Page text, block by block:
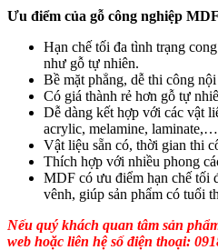
Ưu điểm của gỗ công nghiệp
Hạn chế tối đa tình trạng
như gỗ tự nhiên.
Bề mặt phẳng, dễ thi công nội
Có giá thành rẻ hơn gỗ tự
Dễ dàng kết hợp với các vật
acrylic, melamine, laminate,…
Vật liệu sẵn có, thời gian thi
Thích hợp với nhiều phong
MDF có ưu điểm hạn chế tối
vênh, giúp sản phẩm có tuổi
Nếu quý khách quan tâm sản
web hoặc liên hệ số điện thoại: